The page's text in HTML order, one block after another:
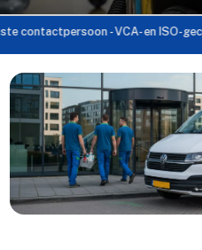
- VCA- en ISO-